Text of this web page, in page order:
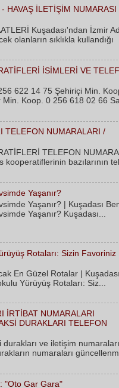
HAVAŞ İLETİŞİM NUMARASI
Kuşadası'ndan İzmir
olanların sıklıkla kullandığı
İSİMLERİ VE
622 14 75 Şehiriçi Min.
Koop. 0 256 618 02 66
TELEFON NUMARALARI /
TELEFON
kooperatiflerinin bazılarının
Yaşanır?
Yaşanır? | Kuşadası
Yaşanır? Kuşadası...
Rotaları: Sizin Favoriniz
En Güzel Rotalar | Kuşadası
Yürüyüş Rotaları: Siz...
İRTİBAT NUMARALARI
DURAKLARI TELEFON
durakları ve iletişim numaraları
numaraları
"Oto Gar Gara"